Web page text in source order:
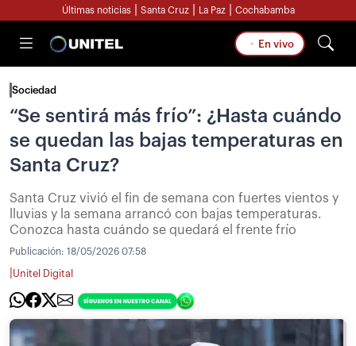
Últimas noticias Santa Cruz La Paz Cochabamba
En vivo
Sociedad
“Se sentirá más frío”: ¿Hasta cuándo
se quedan las bajas temperaturas en
Santa Cruz?
Santa Cruz vivió el fin de semana con fuertes vientos y
lluvias y la semana arrancó con bajas temperaturas.
Conozca hasta cuándo se quedará el frente frío
Publicación: 18/05/2026 07:58
Unitel Digital